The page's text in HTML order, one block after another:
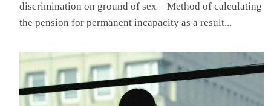
discrimination on ground of sex – Method of calculating
the pension for permanent incapacity as a result...